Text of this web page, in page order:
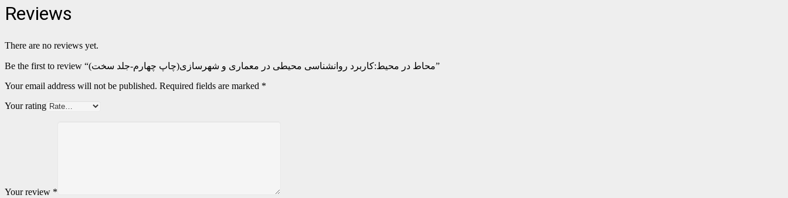
Reviews
There are no reviews yet.
Be the first to review “محاط در محیط:کاربرد روانشناسی محیطی در معماری و شهرسازی(چاپ چهارم-جلد سخت)”
Your email address will not be published. Required fields are marked *
Your rating
Your review *